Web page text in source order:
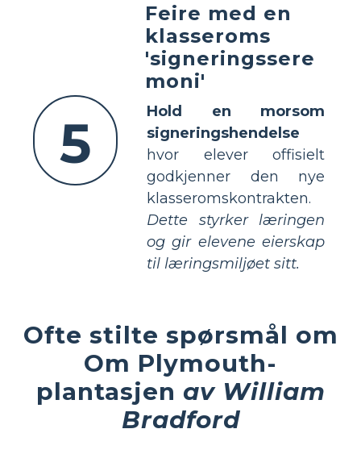
5
Feire med en
klasseroms
'signeringssere
moni'
Hold en morsom
signeringshendelse
hvor elever offisielt
godkjenner den nye
klasseromskontrakten.
Dette styrker læringen
og gir elevene eierskap
til læringsmiljøet sitt.
Ofte stilte spørsmål om
Om Plymouth-
plantasjen av William
Bradford